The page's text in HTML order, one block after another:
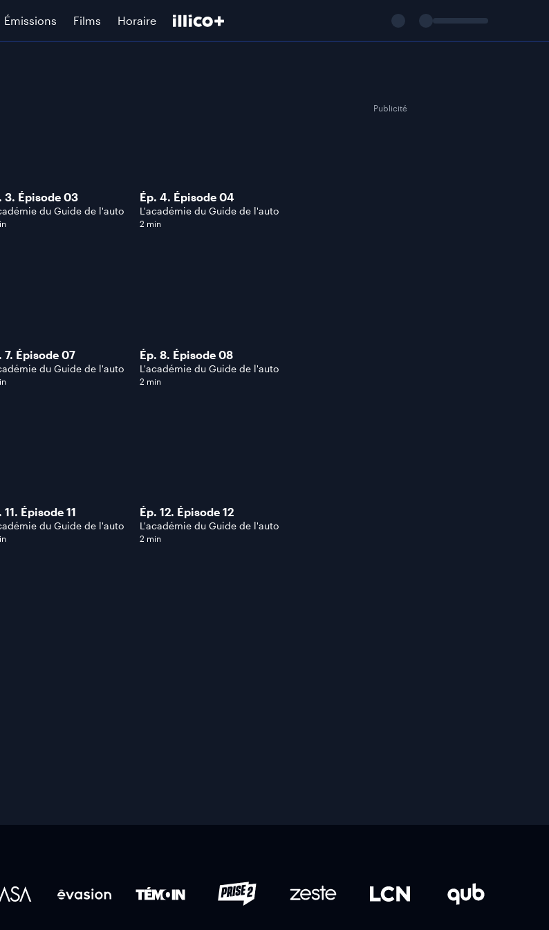
Émissions Films Horaire
3. Épisode 03
du Guide de l'auto
Ép. 4. Épisode 04
L'académie du Guide de l'auto
2 min
7. Épisode 07
du Guide de l'auto
Ép. 8. Épisode 08
L'académie du Guide de l'auto
2 min
11. Épisode 11
du Guide de l'auto
Ép. 12. Épisode 12
L'académie du Guide de l'auto
2 min
Publicité